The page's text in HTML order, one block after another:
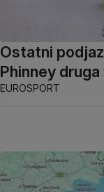
Ostatni
Phinney
EUROSPORT